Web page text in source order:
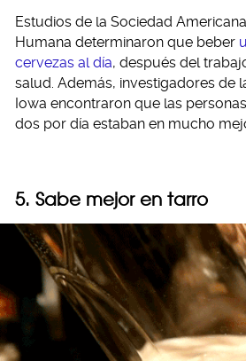
Estudios de la Sociedad
Humana determinaron que beber
cervezas al día, después del
salud. Además, investigadores de
Iowa encontraron que las
dos por día estaban en mucho
5. Sabe mejor en tarro